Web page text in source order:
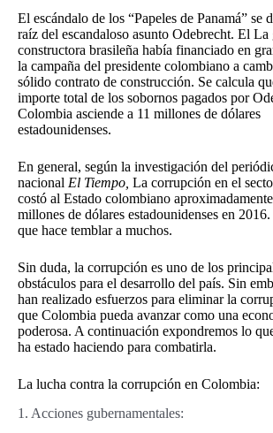
El escándalo de los “Papeles de Panamá” se
raíz del escandaloso asunto Odebrecht. El La
constructora brasileña había financiado en
la campaña del presidente colombiano a
sólido contrato de construcción. Se calcula
importe total de los sobornos pagados por
Colombia asciende a 11 millones de dólares
estadounidenses.
En general, según la investigación del
nacional El Tiempo, La corrupción en el
costó al Estado colombiano
millones de dólares estadounidenses en
que hace temblar a muchos.
Sin duda, la corrupción es uno de los
obstáculos para el desarrollo del país. Sin
han realizado esfuerzos para eliminar la
que Colombia pueda avanzar como una
poderosa. A continuación expondremos lo
ha estado haciendo para combatirla.
La lucha contra la corrupción en Colombia:
1. Acciones gubernamentales: